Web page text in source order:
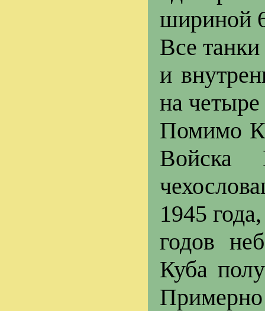
шириной
Все
и
на
Помимо
Войска
1945
годов
Куба